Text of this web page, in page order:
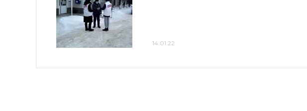
14.01.22